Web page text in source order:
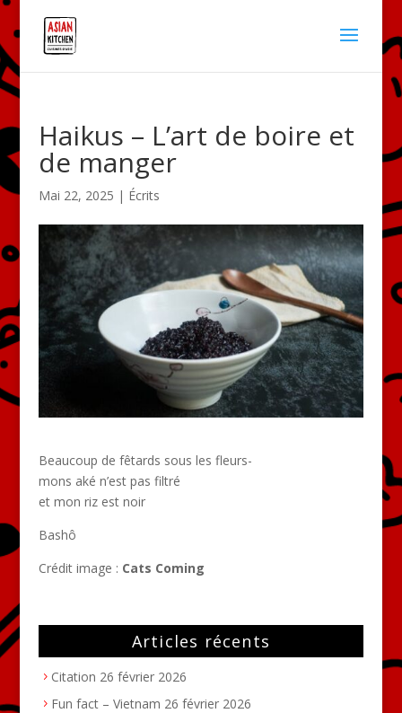
Haikus – L’art de boire et
de manger
Mai 22, 2025 | Écrits
Beaucoup de fêtards sous les fleurs-
mons aké n’est pas filtré
et mon riz est noir
Bashô
Crédit image : Cats Coming
Articles récents
Citation 26 février 2026
Fun fact – Vietnam 26 février 2026